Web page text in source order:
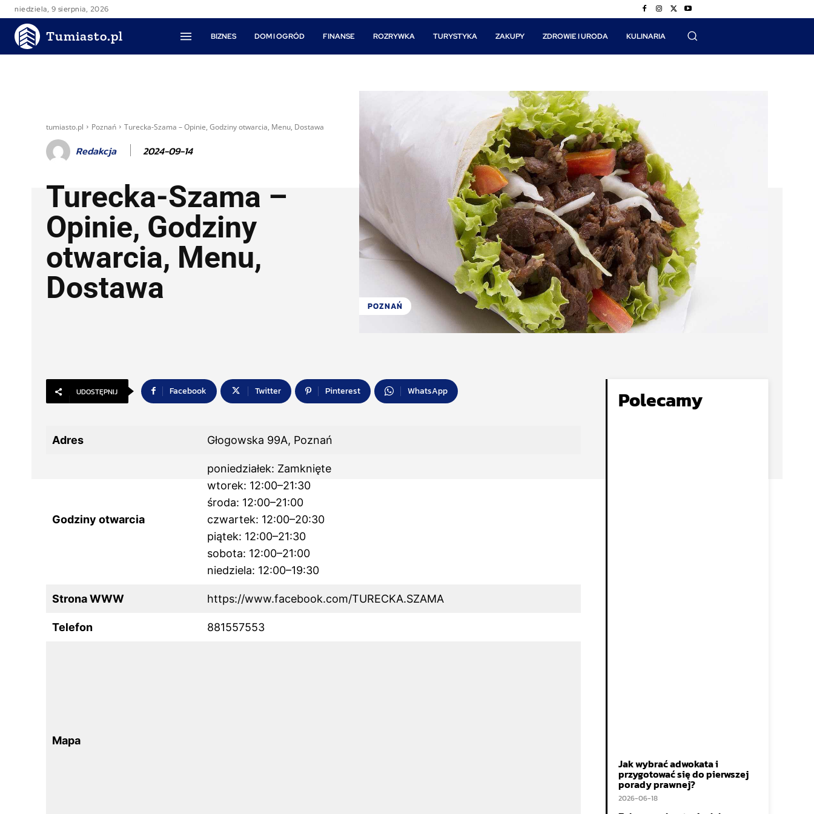
niedziela, 9 sierpnia, 2026
Tumiasto.pl BIZNES DOM I OGRÓD FINANSE ROZRYWKA TURYSTYKA ZAKUPY ZDROWIE I URODA KULINARIA
tumiasto.pl Poznań Turecka-Szama – Opinie, Godziny otwarcia, Menu, Dostawa
Redakcja 2024-09-14
Turecka-Szama –
Opinie, Godziny
otwarcia, Menu,
Dostawa
POZNAŃ
UDOSTĘPNIJ Facebook Twitter Pinterest WhatsApp
Adres Głogowska 99A, Poznań
Godziny otwarcia
poniedziałek: Zamknięte
wtorek: 12:00–21:30
środa: 12:00–21:00
czwartek: 12:00–20:30
piątek: 12:00–21:30
sobota: 12:00–21:00
niedziela: 12:00–19:30
Strona WWW https://www.facebook.com/TURECKA.SZAMA
Telefon 881557553
Mapa
Polecamy
Jak wybrać adwokata i
przygotować się do pierwszej
porady prawnej?
2026-06-18